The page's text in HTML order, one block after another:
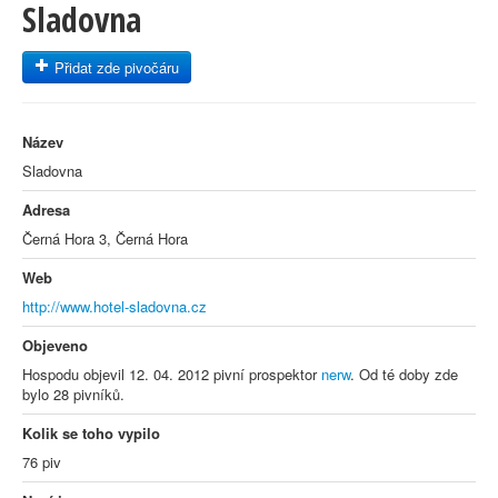
Sladovna
Přidat zde pivočáru
Název
Sladovna
Adresa
Černá Hora 3, Černá Hora
Web
http://www.hotel-sladovna.cz
Objeveno
Hospodu objevil 12. 04. 2012 pivní prospektor nerw. Od té doby zde
bylo 28 pivníků.
Kolik se toho vypilo
76 piv